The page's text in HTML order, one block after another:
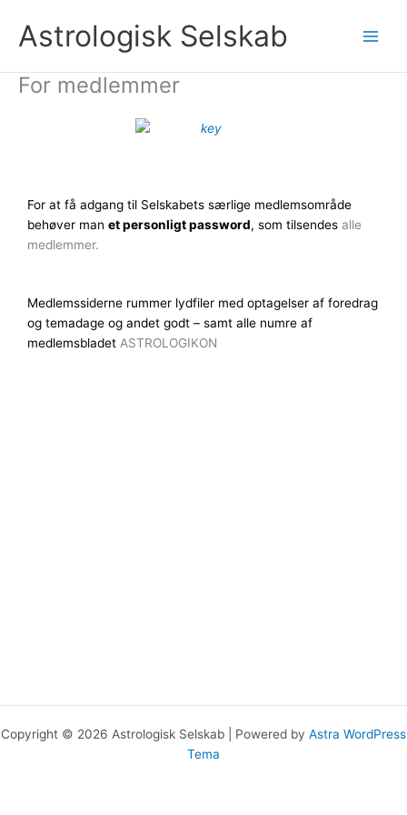
indholdet
Astrologisk Selskab
For medlemmer
For at få adgang til Selskabets særlige medlemsområde
behøver man et personligt password, som tilsendes alle
medlemmer.
Medlemssiderne rummer lydfiler med optagelser af foredrag
og temadage og andet godt – samt alle numre af
medlemsbladet ASTROLOGIKON
Copyright © 2026 Astrologisk Selskab | Powered by Astra WordPress
Tema